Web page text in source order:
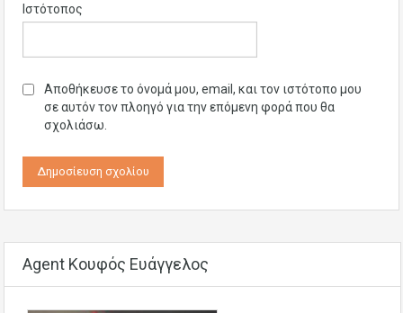
Ιστότοπος
Αποθήκευσε το όνομά μου, email, και τον ιστότοπο μου
σε αυτόν τον πλοηγό για την επόμενη φορά που θα
σχολιάσω.
Agent Κουφός Ευάγγελος